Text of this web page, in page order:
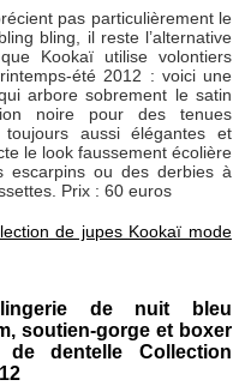
pas particulièrement le
bling, il reste l’alternative
Kookaï utilise volontiers
été 2012 : voici une
arbore sobrement le satin
noire pour des tenues
aussi élégantes et
le look faussement écolière
escarpins ou des derbies à
Prix : 60 euros
de jupes Kookaï mode
de nuit bleu
soutien-gorge et boxer
dentelle Collection